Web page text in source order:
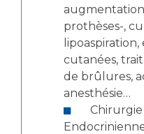
prothèses-,
cutanées,
de brûlures,
anesthésie…